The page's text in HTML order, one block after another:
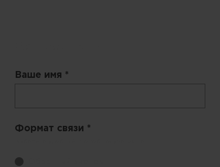
Ваше имя *
Формат связи *